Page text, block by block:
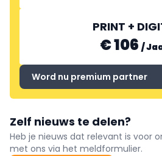
PRINT +
€ 106 /
Word nu premium partner
Zelf nieuws te delen?
Heb je nieuws dat relevant is voor
met ons via het meldformulier.